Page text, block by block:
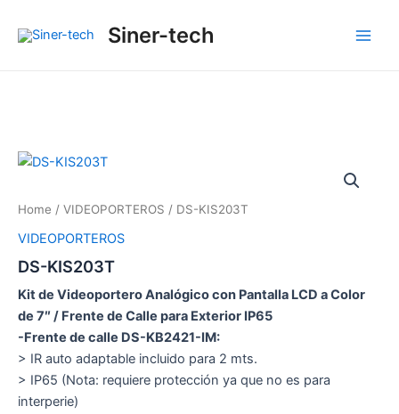
Siner-tech
Home / VIDEOPORTEROS / DS-KIS203T
VIDEOPORTEROS
DS-KIS203T
Kit de Videoportero Analógico con Pantalla LCD a Color
de 7″ / Frente de Calle para Exterior IP65
-Frente de calle DS-KB2421-IM:
> IR auto adaptable incluido para 2 mts.
> IP65 (Nota: requiere protección ya que no es para
interperie)